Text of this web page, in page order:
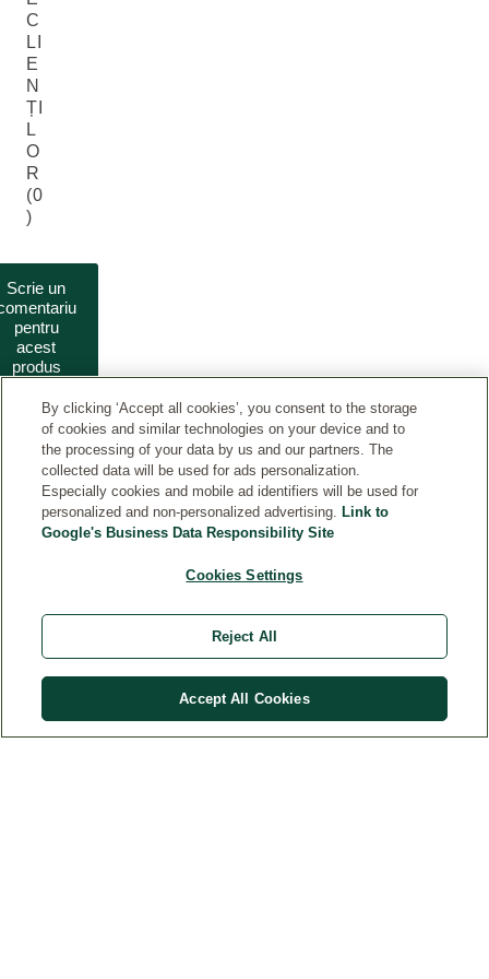
C
LI
E
N
ȚI
L
O
R
(0
)
Scrie un
pentru
acest
produs
By clicking ‘Accept all cookies’, you consent to the storage
of cookies and similar technologies on your device and to
the processing of your data by us and our partners. The
collected data will be used for ads personalization.
Especially cookies and mobile ad identifiers will be used for
personalized and non-personalized advertising. Link to
Google's Business Data Responsibility Site
Cookies Settings
Reject All
Accept All Cookies